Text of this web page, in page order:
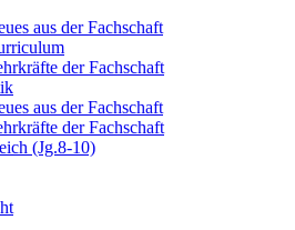
aus der Fachschaft
der Fachschaft
aus der Fachschaft
der Fachschaft
(Jg.8-10)